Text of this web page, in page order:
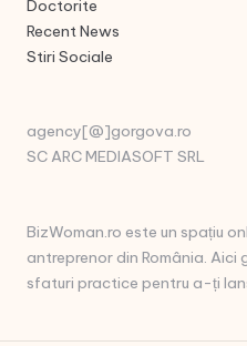
Doctorite
Recent News
Stiri Sociale
agency[@]gorgova.ro
SC ARC MEDIASOFT SRL
BizWoman.ro este un spațiu
antreprenor din România. Aici
sfaturi practice pentru a-ți